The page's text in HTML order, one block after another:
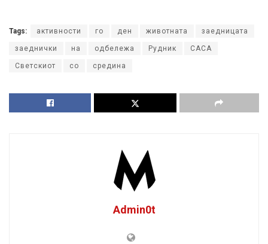
Tags: активности го ден животната заедницата
заеднички на одбележа Рудник САСА
Светскиот со средина
Admin0t